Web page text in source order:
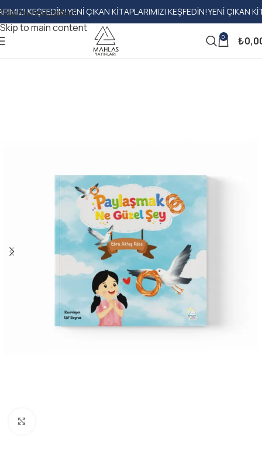
Skip to navigation
Skip to main content
KEŞFEDIN!YENI ÇIKAN KITAPLARIMIZI KEŞFEDIN!YENI ÇIKAN
0 ₺